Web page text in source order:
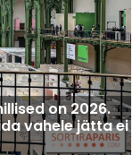
on 2026.
vahele jätta ei